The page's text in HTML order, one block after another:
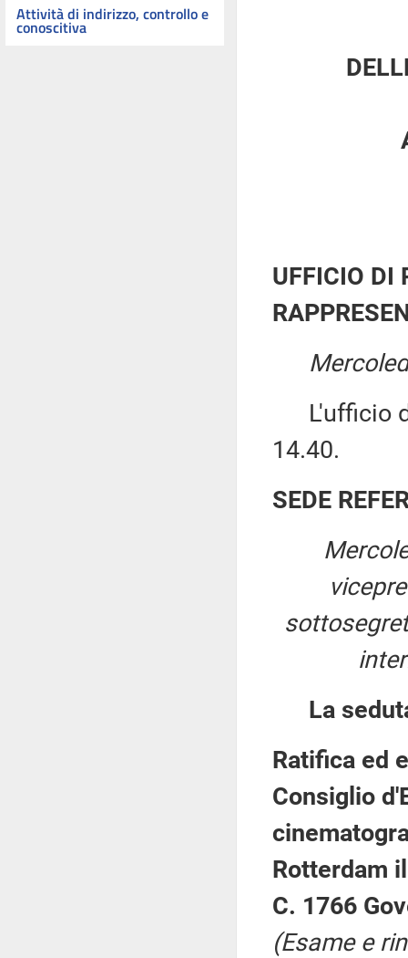
Attività di indirizzo, controllo e
conoscitiva
UFFICIO DI
L'ufficio
14.40.
SEDE
La
Ratifica ed
Consiglio
Rotterdam
C. 1766
(Esame e